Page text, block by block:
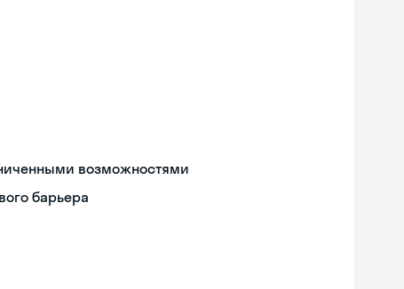
возможностями
барьера